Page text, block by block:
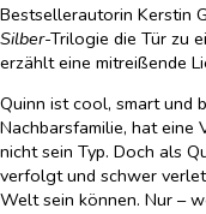
Bestsellerautorin Kerstin
Silber-Trilogie die Tür zu
erzählt eine mitreißende
Quinn ist cool, smart und
Nachbarsfamilie, hat eine
nicht sein Typ. Doch als
verfolgt und schwer
Welt sein können. Nur –